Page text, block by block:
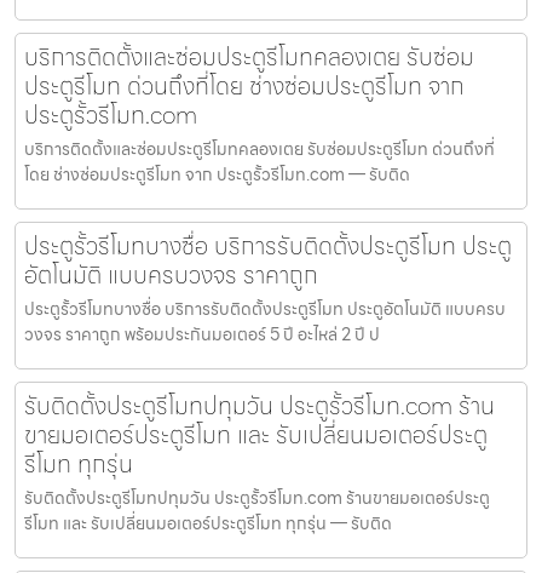
บริการติดตั้งและซ่อมประตูรีโมทคลองเตย รับซ่อม
ประตูรีโมท ด่วนถึงที่โดย ช่างซ่อมประตูรีโมท จาก
ประตูรั้วรีโมท.com
บริการติดตั้งและซ่อมประตูรีโมทคลองเตย รับซ่อมประตูรีโมท ด่วนถึงที่
โดย ช่างซ่อมประตูรีโมท จาก ประตูรั้วรีโมท.com — รับติด
ประตูรั้วรีโมทบางซื่อ บริการรับติดตั้งประตูรีโมท ประตู
อัตโนมัติ แบบครบวงจร ราคาถูก
ประตูรั้วรีโมทบางซื่อ บริการรับติดตั้งประตูรีโมท ประตูอัตโนมัติ แบบครบ
วงจร ราคาถูก พร้อมประกันมอเตอร์ 5 ปี อะไหล่ 2 ปี ป
รับติดตั้งประตูรีโมทปทุมวัน ประตูรั้วรีโมท.com ร้าน
ขายมอเตอร์ประตูรีโมท และ รับเปลี่ยนมอเตอร์ประตู
รีโมท ทุกรุ่น
รับติดตั้งประตูรีโมทปทุมวัน ประตูรั้วรีโมท.com ร้านขายมอเตอร์ประตู
รีโมท และ รับเปลี่ยนมอเตอร์ประตูรีโมท ทุกรุ่น — รับติด